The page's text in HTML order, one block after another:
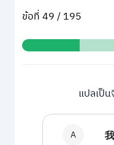
ข้อที่ 49 / 195
แปลเป็
A